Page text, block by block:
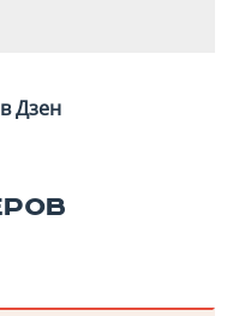
Дзен